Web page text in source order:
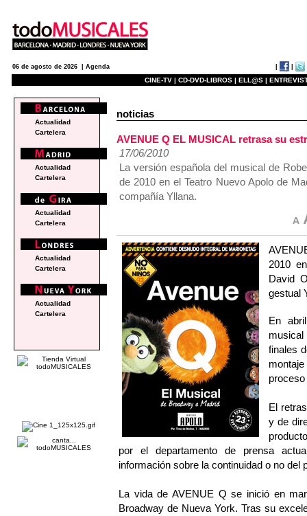
06 de agosto de 2026 | Agenda
CINE-TV | CD-DVD-LIBROS | ELL@S |
noticias
AVENUE Q EL MUSICAL retrasa su
17/06/2010
La versión española del musical de
de 2010 en el Teatro Nuevo Apolo de
compañía Yllana.
2010
David
gestual
En
musical
finales
El
y de
por el departamento de prensa
información sobre la continuidad o no del
La vida de AVENUE Q se inició en
Broadway de Nueva York. Tras su
Actualidad
Cartelera
Actualidad
Cartelera
Actualidad
Cartelera
Actualidad
Cartelera
Actualidad
Cartelera